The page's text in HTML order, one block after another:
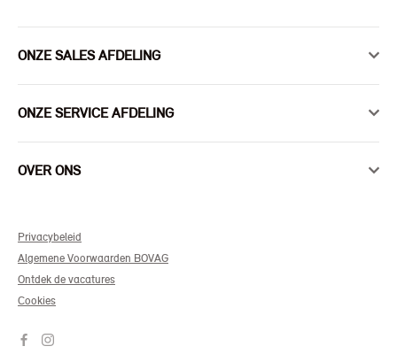
ONZE SALES AFDELING
ONZE SERVICE AFDELING
OVER ONS
Privacybeleid
Algemene Voorwaarden BOVAG
Ontdek de vacatures
Cookies